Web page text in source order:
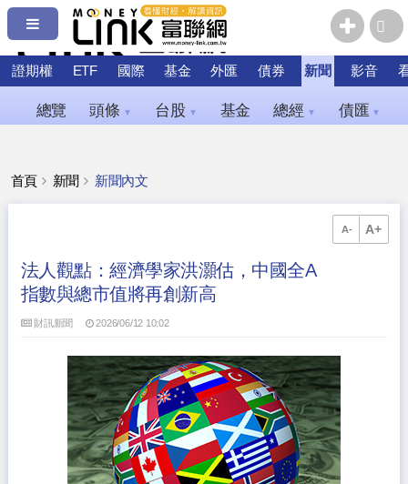
證期權 ETF 國際 基金 外匯 債券 新聞 影音
總覽 頭條 ▼ 台股 ▼ 基金 總經 ▼ 債匯 ▼
首頁 新聞 新聞內文
A- A+
法人觀點：經濟學家洪灝估，中國全A
指數與總市值將再創新高
財訊新聞 2026/06/12 10:02